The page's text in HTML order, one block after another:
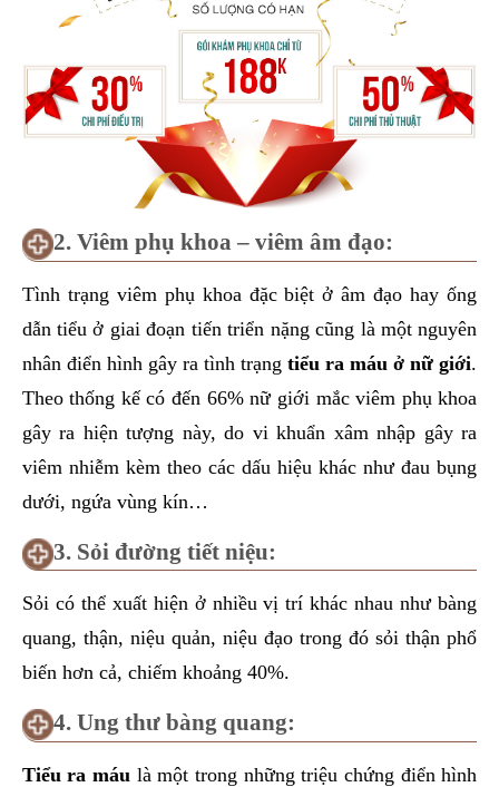
2. Viêm phụ khoa – viêm âm đạo:
Tình trạng viêm phụ khoa đặc biệt ở âm đạo hay ống
dẫn tiểu ở giai đoạn tiến triển nặng cũng là một nguyên
nhân điển hình gây ra tình trạngtiểu ra máu ở nữ giới.
Theo thống kế có đến 66% nữ giới mắc viêm phụ khoa
gây ra hiện tượng này, do vi khuẩn xâm nhập gây ra
viêm nhiễm kèm theo các dấu hiệu khác như đau bụng
dưới, ngứa vùng kín…
3. Sỏi đường tiết niệu:
Sỏi có thể xuất hiện ở nhiều vị trí khác nhau như bàng
quang, thận, niệu quản, niệu đạo trong đó sỏi thận phổ
biến hơn cả, chiếm khoảng 40%.
4. Ung thư bàng quang:
Tiểu ra máu là một trong những triệu chứng điển hình